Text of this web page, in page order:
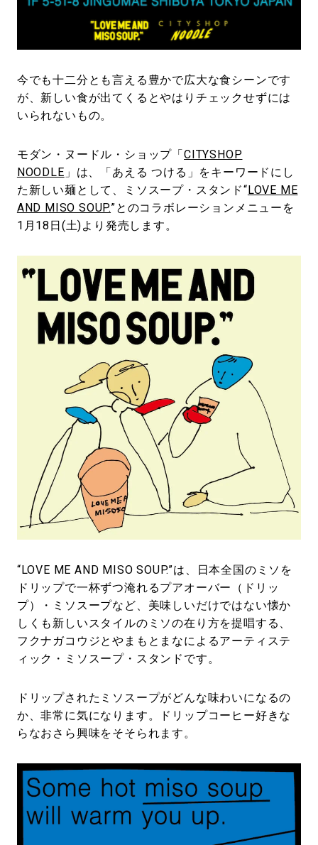
今でも十二分とも言える豊かで広大な食シーンです
が、新しい食が出てくるとやはりチェックせずには
いられないもの。
モダン・ヌードル・ショップ「CITYSHOP
NOODLE 」は、「あえる つける」をキーワードにし
た新しい麺として、ミソスープ・スタンド“LOVE ME
AND MISO SOUP.”とのコラボレーションメニューを
1月18日(土)より発売します。
“LOVE ME AND MISO SOUP.”は、日本全国のミソを
ドリップで一杯ずつ淹れるプアオーバー（ドリッ
プ）・ミソスープなど、美味しいだけではない懐か
しくも新しいスタイルのミソの在り方を提唱する、
フクナガコウジとやまもとまなによるアーティステ
ィック・ミソスープ・スタンドです。
ドリップされたミソスープがどんな味わいになるの
か、非常に気になります。ドリップコーヒー好きな
らなおさら興味をそそられます。